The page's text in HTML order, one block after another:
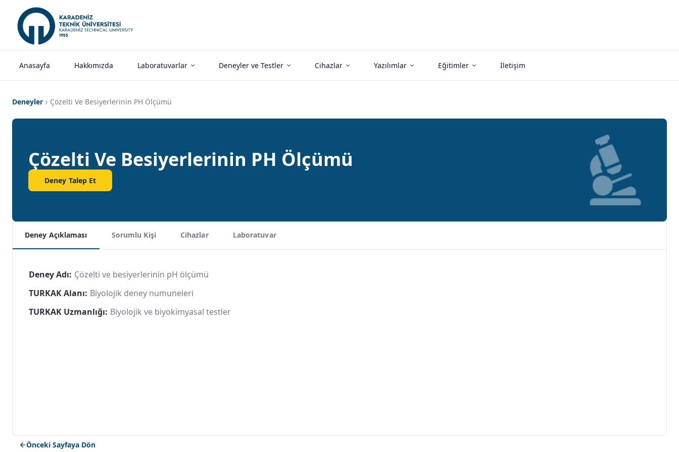
Anasayfa Hakkımızda Laboratuvarlar Deneyler ve Testler Cihazlar Yazılımlar Eğitimler İletişim
Deneyler Çözelti Ve Besiyerlerinin PH Ölçümü
Çözelti Ve Besiyerlerinin PH Ölçümü
Deney Talep Et
Deney Açıklaması Sorumlu Kişi Cihazlar Laboratuvar
Deney Adı: Çözelti ve besiyerlerinin pH ölçümü
TURKAK Alanı: Biyolojik deney numuneleri
TURKAK Uzmanlığı: Biyolojik ve biyokimyasal testler
Önceki Sayfaya Dön